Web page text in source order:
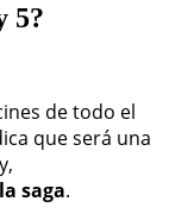
5?
de todo el
que será una
saga.